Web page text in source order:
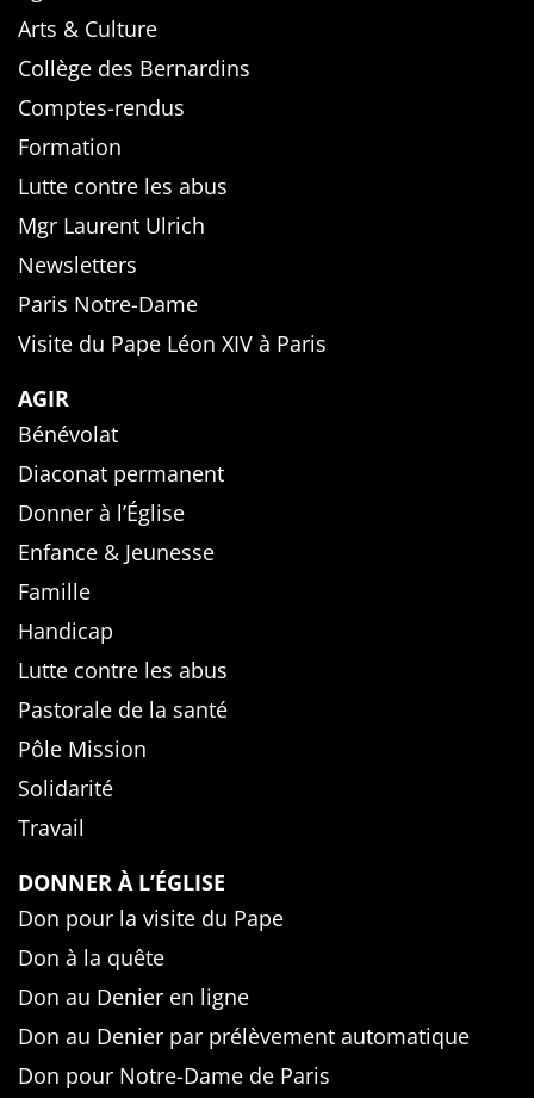
Arts & Culture
Collège des Bernardins
Comptes-rendus
Formation
Lutte contre les abus
Mgr Laurent Ulrich
Newsletters
Paris Notre-Dame
Visite du Pape Léon XIV à Paris
AGIR
Bénévolat
Diaconat permanent
Donner à l’Église
Enfance & Jeunesse
Famille
Handicap
Lutte contre les abus
Pastorale de la santé
Pôle Mission
Solidarité
Travail
DONNER À L’ÉGLISE
Don pour la visite du Pape
Don à la quête
Don au Denier en ligne
Don au Denier par prélèvement automatique
Don pour Notre-Dame de Paris